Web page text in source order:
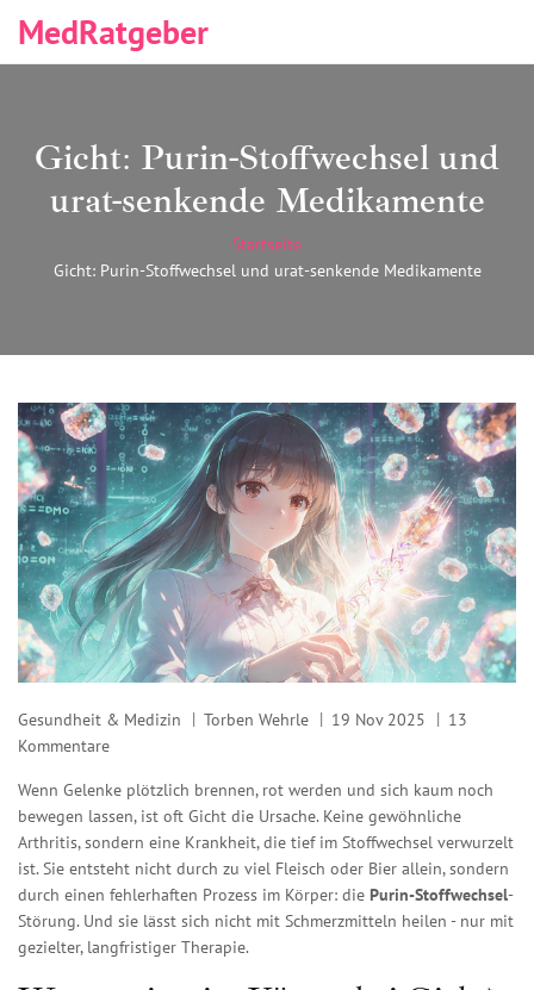
MedRatgeber
Gicht: Purin-Stoffwechsel und
urat-senkende Medikamente
Startseite
Gicht: Purin-Stoffwechsel und urat-senkende Medikamente
Gesundheit & Medizin Torben Wehrle 19 Nov 2025
13
Kommentare
Wenn Gelenke plötzlich brennen, rot werden und sich kaum noch
bewegen lassen, ist oft Gicht die Ursache. Keine gewöhnliche
Arthritis, sondern eine Krankheit, die tief im Stoffwechsel verwurzelt
ist. Sie entsteht nicht durch zu viel Fleisch oder Bier allein, sondern
durch einen fehlerhaften Prozess im Körper: die Purin-Stoffwechsel-
Störung. Und sie lässt sich nicht mit Schmerzmitteln heilen - nur mit
gezielter, langfristiger Therapie.